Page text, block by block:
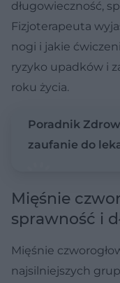
długowieczność,
Fizjoterapeuta
nogi i jakie
ryzyko upadków i
roku życia.
Poradnik
zaufanie do
Mięśnie
sprawność i
Mięśnie
najsilniejszych